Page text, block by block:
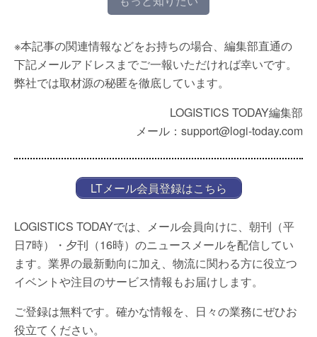
※本記事の関連情報などをお持ちの場合、編集部直通の
下記メールアドレスまでご一報いただければ幸いです。
弊社では取材源の秘匿を徹底しています。
LOGISTICS TODAY編集部
メール：support@logi-today.com
LTメール会員登録はこちら
LOGISTICS TODAYでは、メール会員向けに、朝刊（平
日7時）・夕刊（16時）のニュースメールを配信してい
ます。業界の最新動向に加え、物流に関わる方に役立つ
イベントや注目のサービス情報もお届けします。
ご登録は無料です。確かな情報を、日々の業務にぜひお
役立てください。